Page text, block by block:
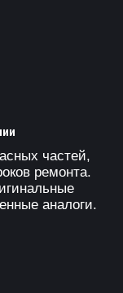
частей,
ремонта.
аналоги.